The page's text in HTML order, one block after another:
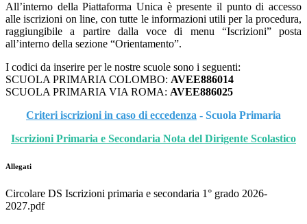
All’interno della Piattaforma Unica è presente il punto di accesso
alle iscrizioni on line, con tutte le informazioni utili per la procedura,
raggiungibile a partire dalla voce di menu “Iscrizioni” posta
all’interno della sezione “Orientamento”.
I codici da inserire per le nostre scuole sono i seguenti:
SCUOLA PRIMARIA COLOMBO: AVEE886014
SCUOLA PRIMARIA VIA ROMA: AVEE886025
Criteri iscrizioni in caso di eccedenza - Scuola Primaria
Iscrizioni Primaria e Secondaria Nota del Dirigente Scolastico
Allegati
Circolare DS Iscrizioni primaria e secondaria 1° grado 2026-
2027.pdf